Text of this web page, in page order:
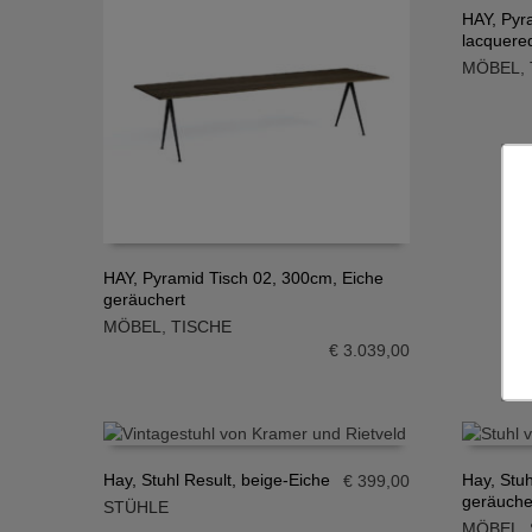
IN DEN WARENKORB
HAY, Pyramid Tisch 02, 300cm, Eiche
geräuchert
MÖBEL
TISCHE
€3.039,00
IN DEN
HAY,
MÖBEL
,
IN DEN WARENKORB
Hay, Stuhl Result, beige-Eiche
STÜHLE
€399,00
IN DEN
Hay,